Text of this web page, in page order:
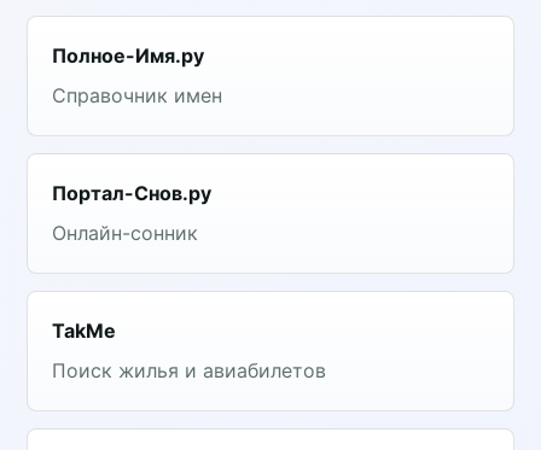
Полное-Имя.ру
Справочник имен
Портал-Снов.ру
Онлайн-сонник
TakMe
Поиск жилья и авиабилетов